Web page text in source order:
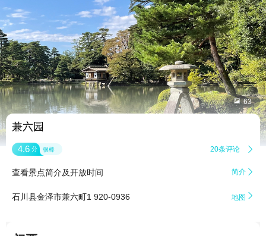
 63
兼六园
4.6 分 很棒 20条评论 
查看景点简介及开放时间 简介 
石川县金泽市兼六町1 920-0936 地图 
